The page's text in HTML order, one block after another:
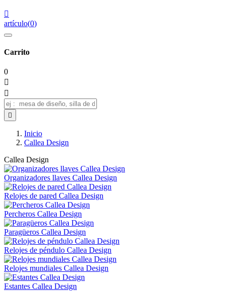

artículo(0)
Carrito
0



Inicio
Callea Design
Callea Design
Organizadores llaves Callea Design
Relojes de pared Callea Design
Percheros Callea Design
Paragüeros Callea Design
Relojes de péndulo Callea Design
Relojes mundiales Callea Design
Estantes Callea Design